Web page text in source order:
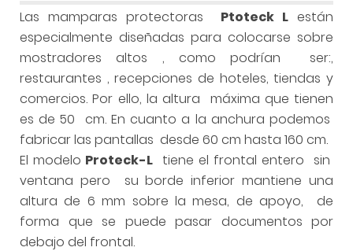
Las mamparas protectoras Ptoteck L están
especialmente diseñadas para colocarse sobre
mostradores altos , como podrían ser:,
restaurantes , recepciones de hoteles, tiendas y
comercios. Por ello, la altura máxima que tienen
es de 50 cm. En cuanto a la anchura podemos
fabricar las pantallas desde 60 cm hasta 160 cm.
El modelo Proteck-L tiene el frontal entero sin
ventana pero su borde inferior mantiene una
altura de 6 mm sobre la mesa, de apoyo, de
forma que se puede pasar documentos por
debajo del frontal.